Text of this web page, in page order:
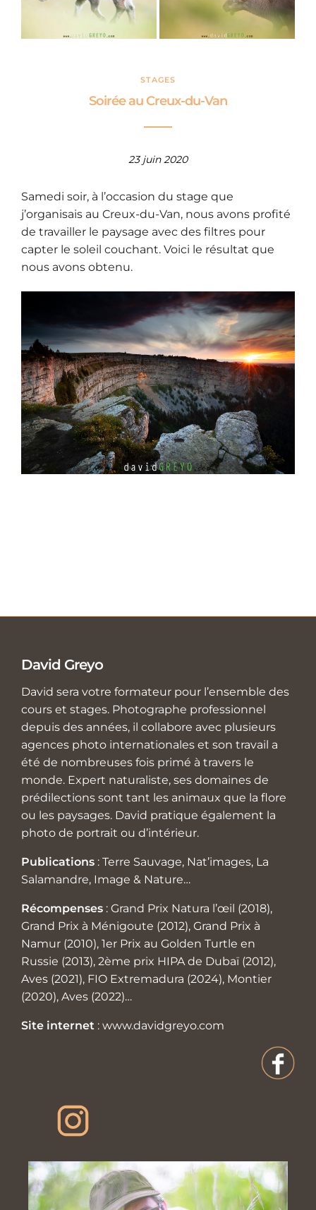
STAGES
Soirée au Creux-du-Van
23 juin 2020
Samedi soir, à l’occasion du stage que
j’organisais au Creux-du-Van, nous avons profité
de travailler le paysage avec des filtres pour
capter le soleil couchant. Voici le résultat que
nous avons obtenu.
David Greyo
David sera votre formateur pour l’ensemble des
cours et stages. Photographe professionnel
depuis des années, il collabore avec plusieurs
agences photo internationales et son travail a
été de nombreuses fois primé à travers le
monde. Expert naturaliste, ses domaines de
prédilections sont tant les animaux que la flore
ou les paysages. David pratique également la
photo de portrait ou d’intérieur.
Publications : Terre Sauvage, Nat’images, La
Salamandre, Image & Nature…
Récompenses : Grand Prix Natura l’œil (2018),
Grand Prix à Ménigoute (2012), Grand Prix à
Namur (2010), 1er Prix au Golden Turtle en
Russie (2013), 2ème prix HIPA de Dubaï (2012),
Aves (2021), FIO Extremadura (2024), Montier
(2020), Aves (2022)…
Site internet : www.davidgreyo.com